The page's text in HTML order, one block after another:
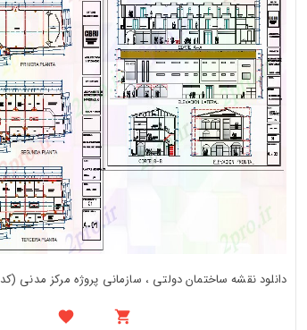
دانلود نقشه ساختمان دولتی ، سازمانی پروژه مرکز مدنی (کد40822)